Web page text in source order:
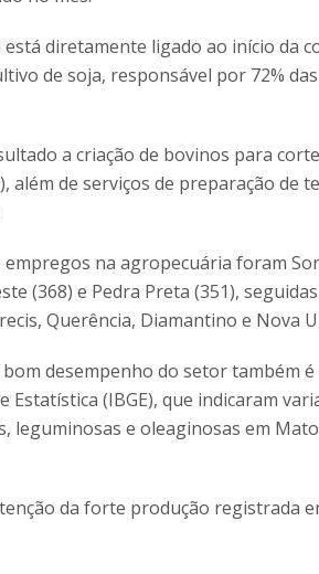
diretamente ligado ao início da
de soja, responsável por 72%
a criação de bovinos para
além de serviços de preparação de
empregos na agropecuária foram
(368) e Pedra Preta (351),
Querência, Diamantino e Nova
desempenho do setor também
(IBGE), que indicaram
leguminosas e oleaginosas em
da forte produção registrada